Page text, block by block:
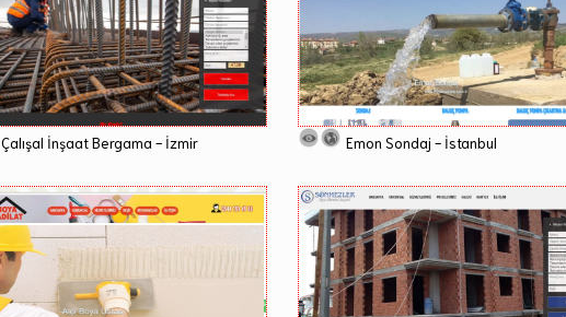
Çalışal İnşaat Bergama - İzmir Emon Sondaj - İstanbul